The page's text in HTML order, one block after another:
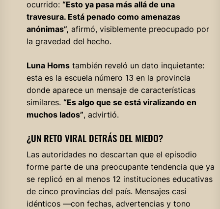
ocurrido: “Esto ya pasa más allá de una
travesura. Está penado como amenazas
anónimas”, afirmó, visiblemente preocupado por
la gravedad del hecho.
Luna Homstambién reveló un dato inquietante:
esta es la escuela número 13 en la provincia
donde aparece un mensaje de características
similares. “Es algo que se está viralizando en
muchos lados”, advirtió.
¿UN RETO VIRAL DETRÁS DEL MIEDO?
Las autoridades no descartan que el episodio
forme parte de una preocupante tendencia que ya
se replicó en al menos 12 instituciones educativas
de cinco provincias del país. Mensajes casi
idénticos —con fechas, advertencias y tono